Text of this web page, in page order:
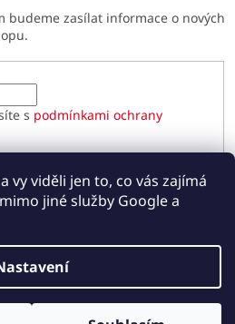
vy viděli jen to, co vás zajímá
jiné služby Google a
budeme zasílat informace o nových
s podmínkami ochrany
. Všechna práva vyhrazena.